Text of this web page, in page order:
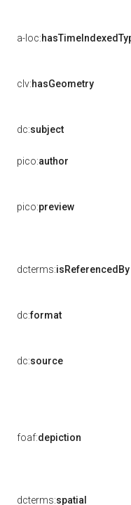
a-loc:
clv:hasGeometry
dc:subject
pico:author
pico:preview
dcterms:isReferencedBy
dc:format
dc:source
foaf:depiction
dcterms:spatial